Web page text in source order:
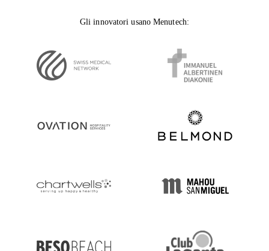
Gli innovatori usano Menutech: